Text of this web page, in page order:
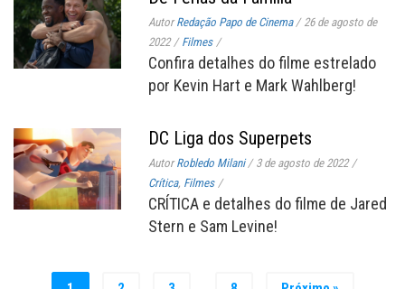
AutorRedação Papo de Cinema / 26 de agosto de
2022 / Filmes /
Confira detalhes do filme estrelado
por Kevin Hart e Mark Wahlberg!
DC Liga dos Superpets
AutorRobledo Milani / 3 de agosto de 2022 /
Crítica, Filmes /
CRÍTICA e detalhes do filme de Jared
Stern e Sam Levine!